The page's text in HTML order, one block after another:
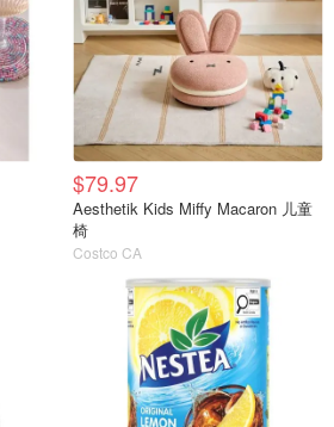
$79.97
Aesthetik Kids Miffy Macaron 儿童
椅
Costco CA